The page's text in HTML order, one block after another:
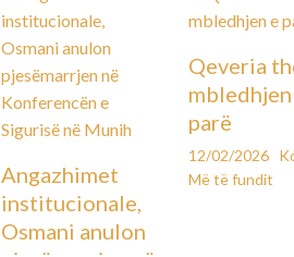
Angazhimet
institucionale,
Osmani anulon
Qeveria
mbledhjen
parë
12/02/2026
Më të fundit